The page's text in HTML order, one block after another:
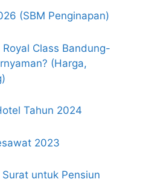
(SBM Penginapan)
Royal Class Bandung-
(Harga,
Tahun 2024
2023
untuk Pensiun